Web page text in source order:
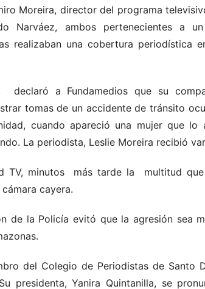
Moreira, director del programa
Narváez, ambos pertenecientes a
realizaban una cobertura periodística
declaró a Fundamedios que su
tomas de un accidente de tránsito
cuando apareció una mujer que lo
La periodista, Leslie Moreira recibió
TV, minutos más tarde la multitud
cayera.
de la Policía evitó que la agresión sea
del Colegio de Periodistas de Santo
presidenta, Yanira Quintanilla, se